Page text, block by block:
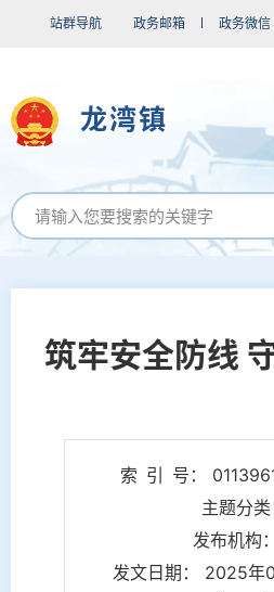
站群导航 政务邮箱 政务微信
龙湾镇
筑牢安全防线
索 引 号：
主题分
发布机构
发文日期： 2025年